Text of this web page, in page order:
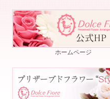
ホームページ